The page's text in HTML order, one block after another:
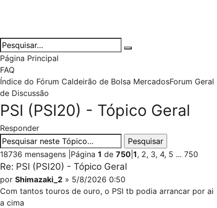
Página Principal
FAQ
Índice do Fórum Caldeirão de Bolsa MercadosForum Geral
de Discussão
PSI (PSI20) - Tópico Geral
Responder
18736 mensagens Página 1 de 750 1, 2, 3, 4, 5 ... 750
Re: PSI (PSI20) - Tópico Geral
por Shimazaki_2 » 5/8/2026 0:50
Com tantos touros de ouro, o PSI tb podia arrancar por ai
a cima